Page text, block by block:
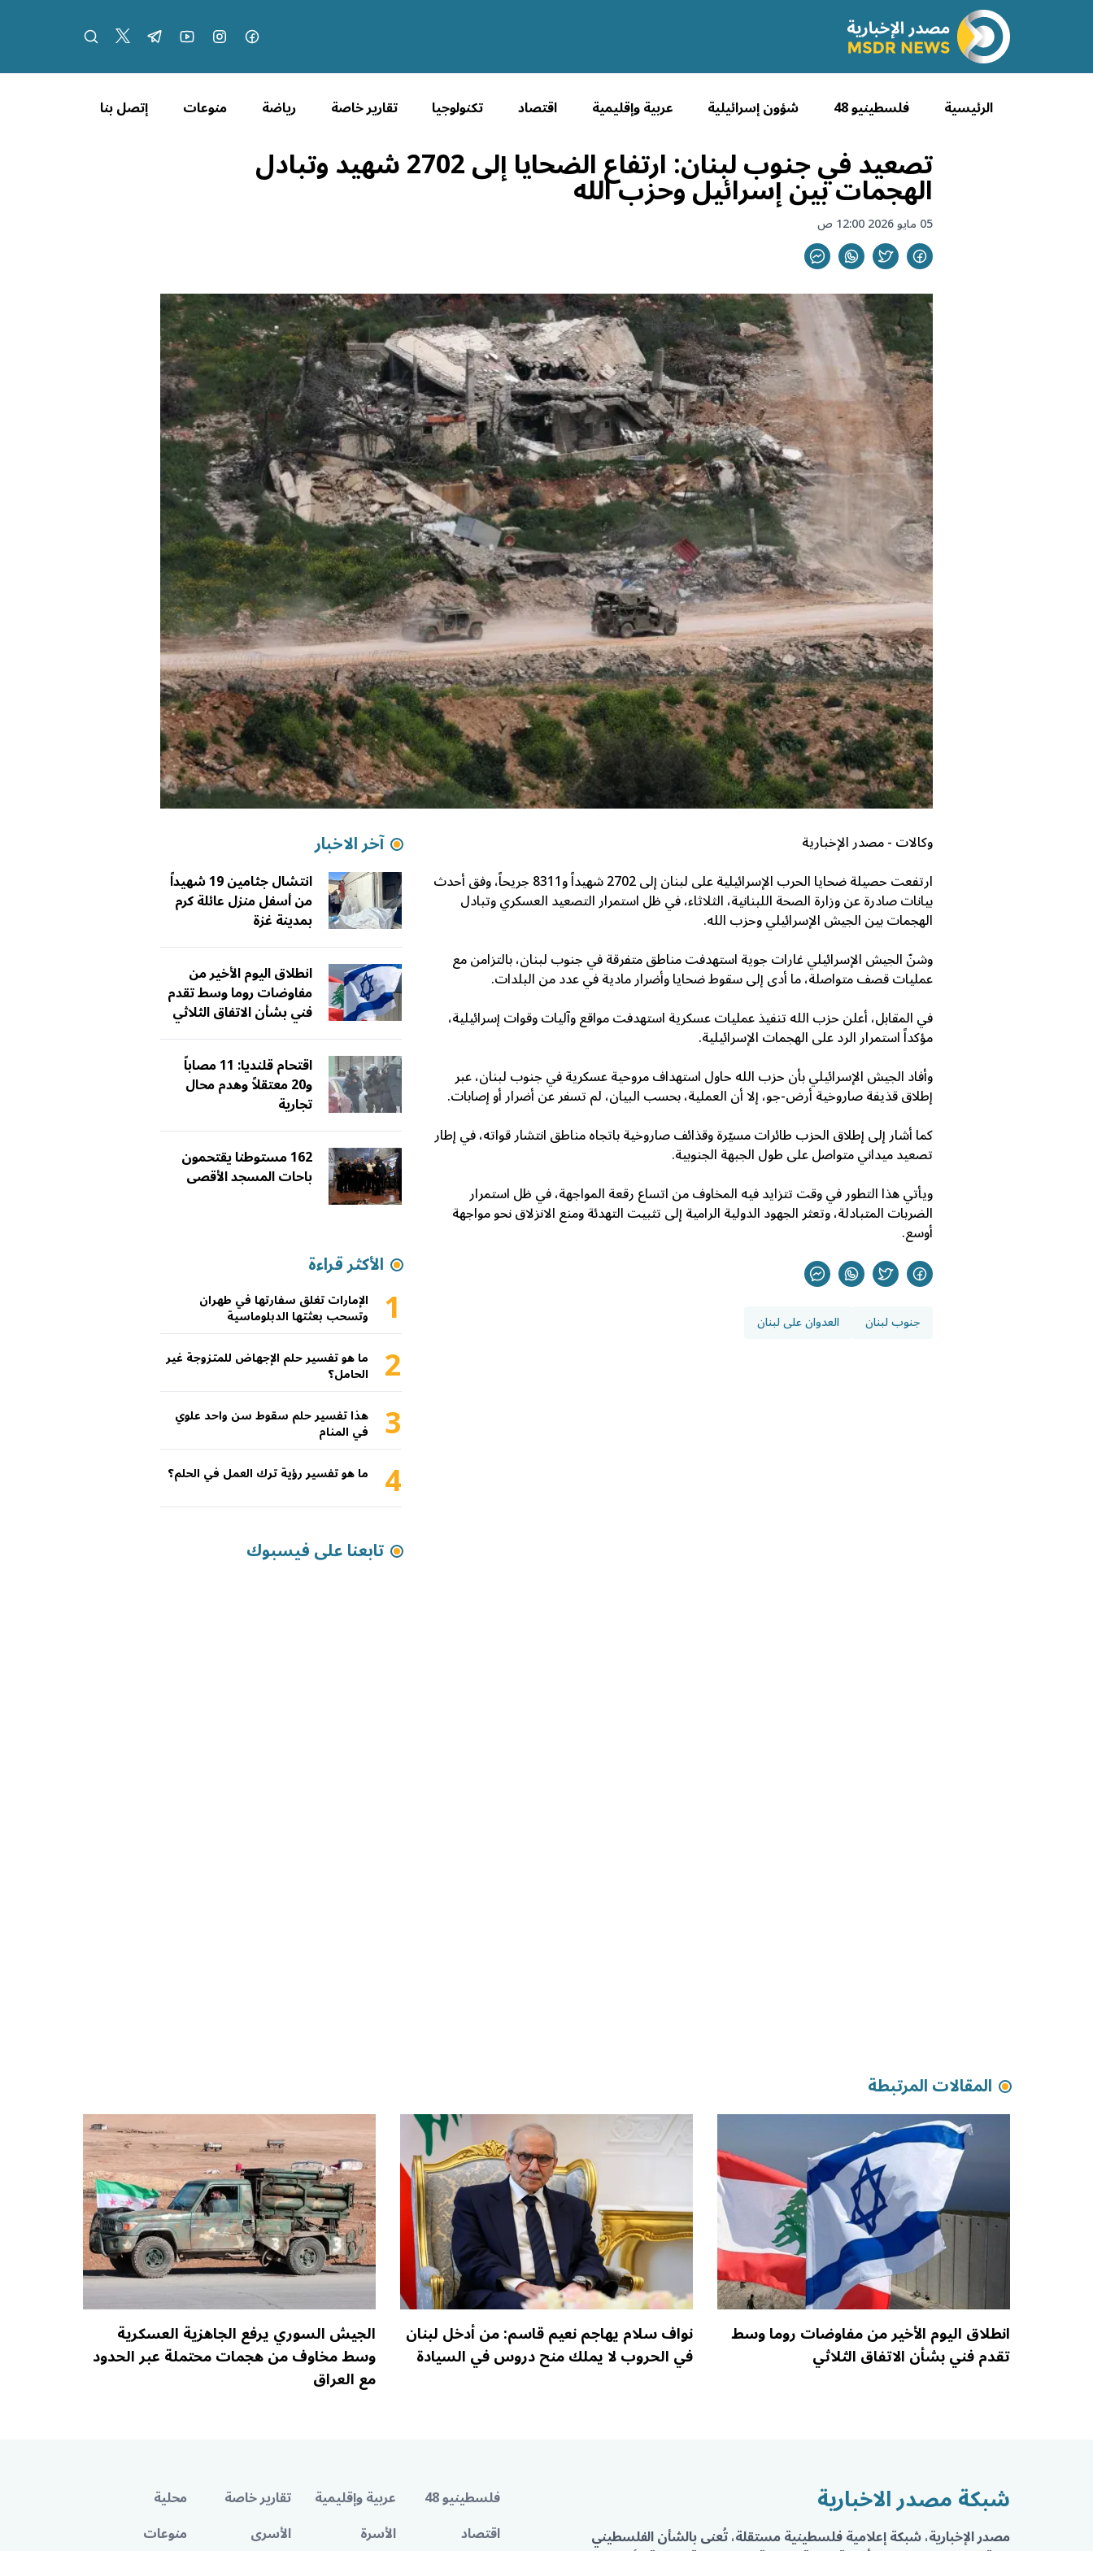
الرئيسية فلسطينيو 48 شؤون إسرائيلية عربية وإقليمية اقتصاد تكنولوجيا تقارير خاصة رياضة منوعات إتصل بنا
تصعيد في جنوب لبنان: ارتفاع الضحايا إلى 2702 شهيد وتبادل الهجمات بين إسرائيل وحزب الله
05 مايو 2026 12:00 ص
وكالات - مصدر الإخبارية
ارتفعت حصيلة ضحايا الحرب الإسرائيلية على لبنان إلى 2702 شهيداً و8311 جريحاً، وفق أحدث
بيانات صادرة عن وزارة الصحة اللبنانية، الثلاثاء، في ظل استمرار التصعيد العسكري وتبادل
الهجمات بين الجيش الإسرائيلي وحزب الله.
وشنّ الجيش الإسرائيلي غارات جوية استهدفت مناطق متفرقة في جنوب لبنان، بالتزامن مع
عمليات قصف متواصلة، ما أدى إلى سقوط ضحايا وأضرار مادية في عدد من البلدات.
في المقابل، أعلن حزب الله تنفيذ عمليات عسكرية استهدفت مواقع وآليات وقوات إسرائيلية،
مؤكداً استمرار الرد على الهجمات الإسرائيلية.
وأفاد الجيش الإسرائيلي بأن حزب الله حاول استهداف مروحية عسكرية في جنوب لبنان، عبر
إطلاق قذيفة صاروخية أرض-جو، إلا أن العملية، بحسب البيان، لم تسفر عن أضرار أو إصابات.
كما أشار إلى إطلاق الحزب طائرات مسيّرة وقذائف صاروخية باتجاه مناطق انتشار قواته، في إطار
تصعيد ميداني متواصل على طول الجبهة الجنوبية.
ويأتي هذا التطور في وقت تتزايد فيه المخاوف من اتساع رقعة المواجهة، في ظل استمرار
الضربات المتبادلة، وتعثر الجهود الدولية الرامية إلى تثبيت التهدئة ومنع الانزلاق نحو مواجهة
أوسع.
جنوب لبنان العدوان على لبنان
آخر الاخبار
انتشال جثامين 19 شهيداً
من أسفل منزل عائلة كرم
بمدينة غزة
انطلاق اليوم الأخير من
مفاوضات روما وسط تقدم
فني بشأن الاتفاق الثلاثي
اقتحام قلنديا: 11 مصاباً
و20 معتقلاً وهدم محال
تجارية
162 مستوطنا يقتحمون
باحات المسجد الأقصى
الأكثر قراءة
1 الإمارات تغلق سفارتها في طهران
وتسحب بعثتها الدبلوماسية
2 ما هو تفسير حلم الإجهاض للمتزوجة غير
الحامل؟
3 هذا تفسير حلم سقوط سن واحد علوي
في المنام
4 ما هو تفسير رؤية ترك العمل في الحلم؟
تابعنا على فيسبوك
المقالات المرتبطة
انطلاق اليوم الأخير من مفاوضات روما وسط
تقدم فني بشأن الاتفاق الثلاثي
نواف سلام يهاجم نعيم قاسم: من أدخل لبنان
في الحروب لا يملك منح دروس في السيادة
الجيش السوري يرفع الجاهزية العسكرية
وسط مخاوف من هجمات محتملة عبر الحدود
مع العراق
شبكة مصدر الاخبارية
مصدر الإخبارية، شبكة إعلامية فلسطينية مستقلة، تُعنى بالشأن الفلسطيني
فلسطينيو 48 عربية وإقليمية تقارير خاصة
محلية
اقتصاد
الأسرة الأسرى منوعات